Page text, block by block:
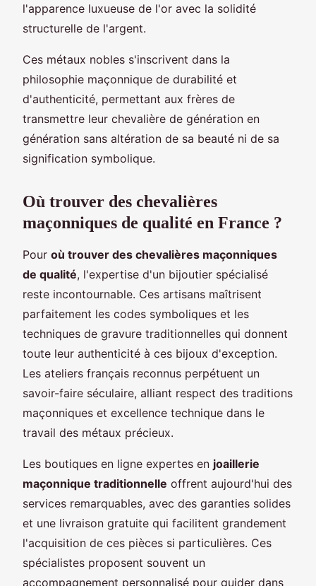
l'apparence luxueuse de l'or avec la solidité
structurelle de l'argent.
Ces métaux nobles s'inscrivent dans la
philosophie maçonnique de durabilité et
d'authenticité, permettant aux frères de
transmettre leur chevalière de génération en
génération sans altération de sa beauté ni de sa
signification symbolique.
Où trouver des chevalières
maçonniques de qualité en France ?
Pour où trouver des chevalières maçonniques
de qualité, l'expertise d'un bijoutier spécialisé
reste incontournable. Ces artisans maîtrisent
parfaitement les codes symboliques et les
techniques de gravure traditionnelles qui donnent
toute leur authenticité à ces bijoux d'exception.
Les ateliers français reconnus perpétuent un
savoir-faire séculaire, alliant respect des traditions
maçonniques et excellence technique dans le
travail des métaux précieux.
Les boutiques en ligne expertes en joaillerie
maçonnique traditionnelle offrent aujourd'hui des
services remarquables, avec des garanties solides
et une livraison gratuite qui facilitent grandement
l'acquisition de ces pièces si particulières. Ces
spécialistes proposent souvent un
accompagnement personnalisé pour guider dans